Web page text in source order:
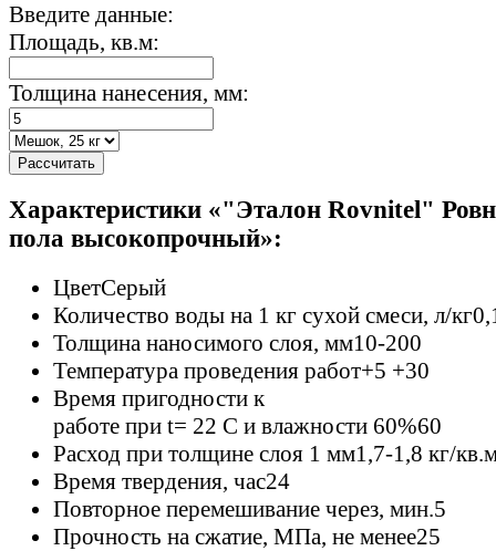
Введите данные:
Площадь, кв.м:
Толщина нанесения, мм:
Рассчитать
Характеристики «"Эталон Rovnitel"
пола высокопрочный»:
ЦветСерый
Количество воды на 1 кг сухой смеси, л/кг
Толщина наносимого слоя, мм10-200
Температура проведения работ+5 +30
Время пригодности к
работе при t= 22 C и влажности 60%60
Расход при толщине слоя 1 мм1,7-1,8 кг/
Время твердения, час24
Повторное перемешивание через, мин.5
Прочность на сжатие, МПа, не менее25